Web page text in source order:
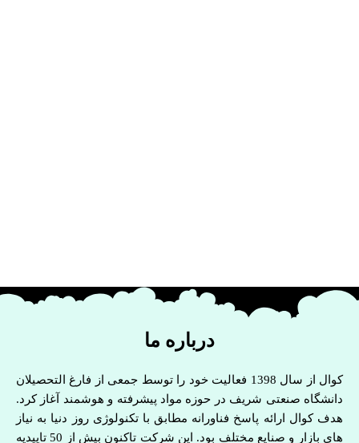
درباره ما
کوال از سال 1398 فعالیت خود را توسط جمعی از فارغ التحصیلان
دانشگاه صنعتی شریف در حوزه مواد پیشرفته و هوشمند آغاز کرد.
هدف کوال ارائه پاسخ فناورانه مطابق با تکنولوژی روز دنیا به نیاز
های بازار و صنایع مختلف بود. این شرکت تاکنون بیش از 50 تاییدیه